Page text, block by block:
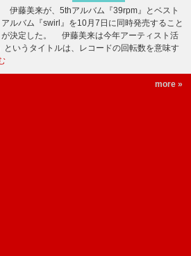
伊藤美来が、5thアルバム『39rpm』とベスト
アルバム『swirl』を10月7日に同時発売すること
が決定した。 伊藤美来は今年アーティスト活
いうタイトルは、レコードの回転数を意味す
more »